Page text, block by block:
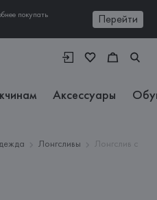
покупать
Перейти
Аксессуары
Лонгсливы
Лонгслив с